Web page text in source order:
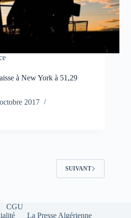
à New York à 51,29
2017
SUIVANT
CGU
La Presse Algérienne